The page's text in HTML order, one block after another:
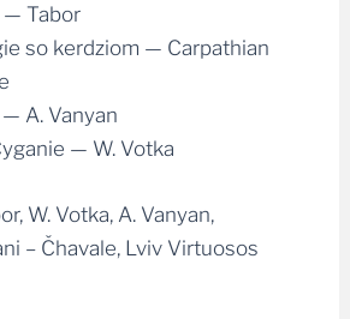
— Tabor
so kerdziom — Carpathian
A. Vanyan
— W. Votka
W. Votka, A. Vanyan,
– Čhavale, Lviv Virtuosos